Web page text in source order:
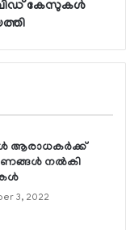
കേസുകള്‍
ആരാധകര്‍ക്ക്
നല്‍കി
3, 2022